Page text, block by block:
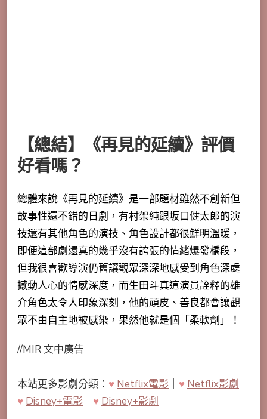
【總結】《再見的延續》評價
好看嗎？
總體來說 《再見的延續》是一部題材雖然不創新但
故事性還不錯的日劇，有村架純跟坂口健太郎的演
技還有其他角色的演技、角色設計都很鮮明溫暖，
即便這部劇還真的幾乎沒有誇張的情緒爆發橋段，
但我很喜歡導演仍舊讓觀眾深深地感受到角色深處
撼動人心的情感深度，而生田斗真這演員詮釋的雄
介角色太令人印象深刻，他的頑皮、善良都會讓觀
眾不由自主地被感染，果然他就是個「柔軟劑」！
//MIR 文中廣告
本站更多影劇分類： ♥ Netflix電影 ♥ Netflix影劇
♥ Disney+電影 ♥ Disney+影劇